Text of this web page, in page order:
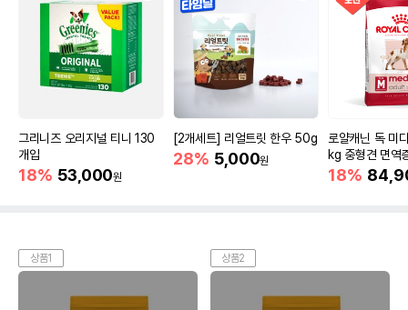
그리니즈 오리지널 티니 130
개입
18% 53,000원
[2개세트] 리얼트릿 한우 50g
28% 5,000원
로얄캐닌 독 미
kg 중형견 면역
18%
상품1 상품2